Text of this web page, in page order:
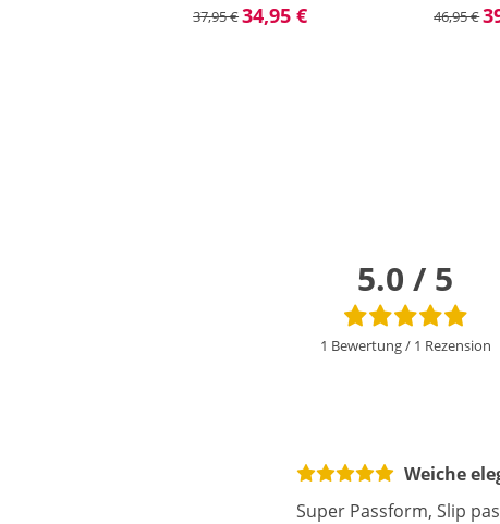
37,95 €34,95 € 46,95 €
5.0 / 5
1 Bewertung/ 1 Rezension
Weiche
Super Passform, Slip